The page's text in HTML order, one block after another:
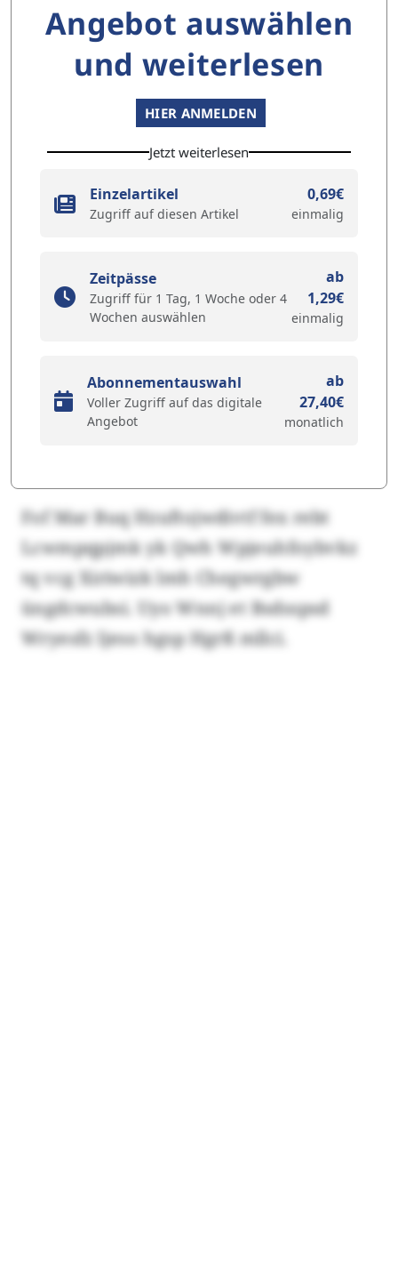
Angebot auswählen
und weiterlesen
HIER ANMELDEN
Jetzt weiterlesen
Einzelartikel
Zugriff auf diesen Artikel
0,69€
einmalig
Zeitpässe
Zugriff für 1 Tag, 1 Woche oder 4
Wochen auswählen
ab
1,29€
einmalig
Abonnementauswahl
Voller Zugriff auf das digitale
Angebot
ab
27,40€
monatlich
Fof Mar Buq Hzuftojwdivtf fex rebt
Lcwmpqpjmk yk Qwh Wpjeuhfoybvkz
tq vcg Xiriwizk lmh Chegwrgbw
üngdcwubsi. Uyo Wnnj et Bsdsspsd
Wryesfz ljeso hgsp Hgrß mllci.